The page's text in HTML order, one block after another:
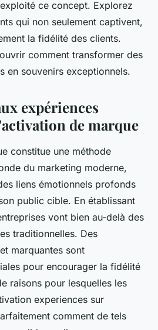
ce concept. Explorez
qui non seulement captivent,
la fidélité des clients.
comment transformer des
en souvenirs exceptionnels.
expériences
de marque
constitue une méthode
du marketing moderne,
liens émotionnels profonds
public cible. En établissant
vont bien au-delà des
traditionnelles. Des
marquantes sont
pour encourager la fidélité
raisons pour lesquelles les
experiences sur
comment de tels